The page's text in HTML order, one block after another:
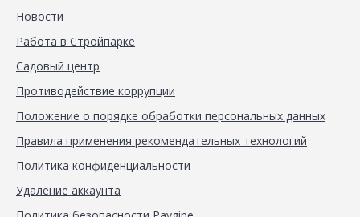
Новости
Работа в Стройпарке
Садовый центр
Противодействие коррупции
Положение о порядке обработки персональных данных
Правила применения рекомендательных технологий
Политика конфиденциальности
Удаление аккаунта